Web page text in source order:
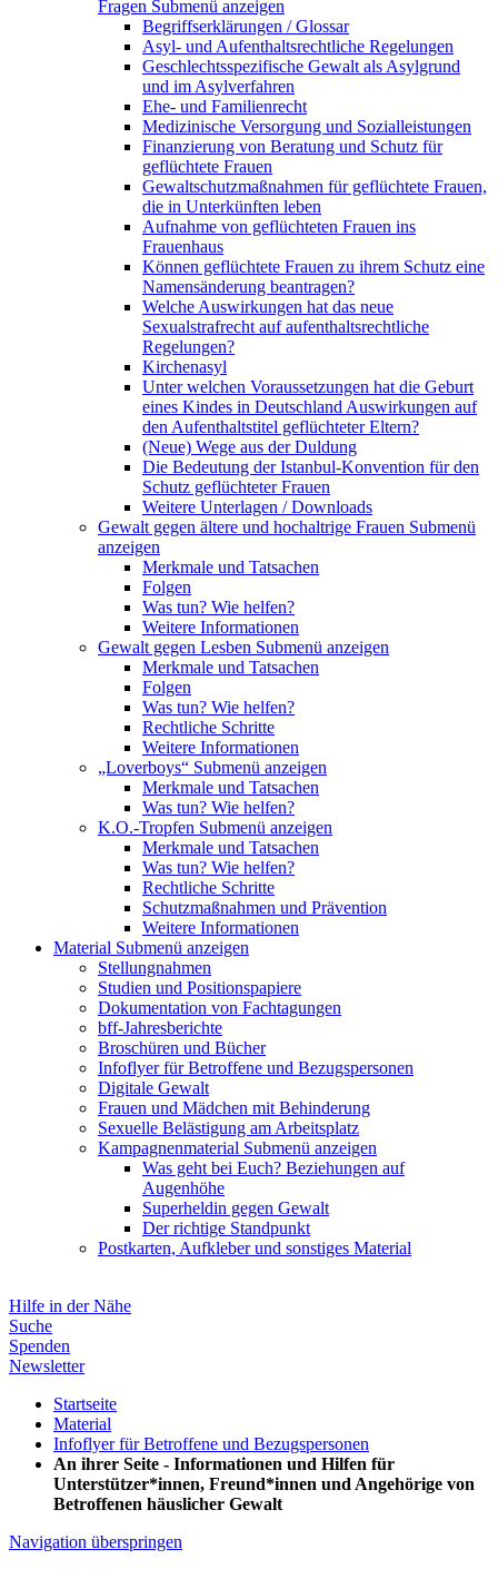
Fragen Submenü anzeigen
Begriffserklärungen / Glossar
Asyl- und Aufenthaltsrechtliche Regelungen
Geschlechtsspezifische Gewalt als Asylgrund
und im Asylverfahren
Ehe- und Familienrecht
Medizinische Versorgung und Sozialleistungen
Finanzierung von Beratung und Schutz für
geflüchtete Frauen
Gewaltschutzmaßnahmen für geflüchtete Frauen,
die in Unterkünften leben
Aufnahme von geflüchteten Frauen ins
Frauenhaus
Können geflüchtete Frauen zu ihrem Schutz eine
Namensänderung beantragen?
Welche Auswirkungen hat das neue
Sexualstrafrecht auf aufenthaltsrechtliche
Regelungen?
Kirchenasyl
Unter welchen Voraussetzungen hat die Geburt
eines Kindes in Deutschland Auswirkungen auf
den Aufenthaltstitel geflüchteter Eltern?
(Neue) Wege aus der Duldung
Die Bedeutung der Istanbul-Konvention für den
Schutz geflüchteter Frauen
Weitere Unterlagen / Downloads
Gewalt gegen ältere und hochaltrige Frauen Submenü
anzeigen
Merkmale und Tatsachen
Folgen
Was tun? Wie helfen?
Weitere Informationen
Gewalt gegen Lesben Submenü anzeigen
Merkmale und Tatsachen
Folgen
Was tun? Wie helfen?
Rechtliche Schritte
Weitere Informationen
„Loverboys“ Submenü anzeigen
Merkmale und Tatsachen
Was tun? Wie helfen?
K.O.-Tropfen Submenü anzeigen
Merkmale und Tatsachen
Was tun? Wie helfen?
Rechtliche Schritte
Schutzmaßnahmen und Prävention
Weitere Informationen
Material Submenü anzeigen
Stellungnahmen
Studien und Positionspapiere
Dokumentation von Fachtagungen
bff-Jahresberichte
Broschüren und Bücher
Infoflyer für Betroffene und Bezugspersonen
Digitale Gewalt
Frauen und Mädchen mit Behinderung
Sexuelle Belästigung am Arbeitsplatz
Kampagnenmaterial Submenü anzeigen
Was geht bei Euch? Beziehungen auf
Augenhöhe
Superheldin gegen Gewalt
Der richtige Standpunkt
Postkarten, Aufkleber und sonstiges Material
Hilfe in der Nähe
Suche
Spenden
Newsletter
Startseite
Material
Infoflyer für Betroffene und Bezugspersonen
An ihrer Seite - Informationen und Hilfen für
Unterstützer*innen, Freund*innen und Angehörige von
Betroffenen häuslicher Gewalt
Navigation überspringen